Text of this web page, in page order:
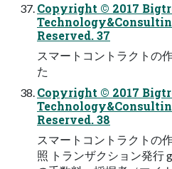
Copyright © 2017
Reserved. 37
スマートコントラクトの
た
Copyright © 2017
Reserved. 38
スマートコントラクトの
照 トランザクション発⾏